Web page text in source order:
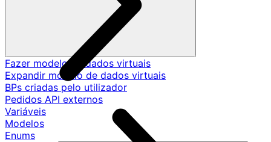
Fazer modelo de dados virtuais
Expandir modelo de dados virtuais
BPs criadas pelo utilizador
Pedidos API externos
Variáveis
Modelos
Enums